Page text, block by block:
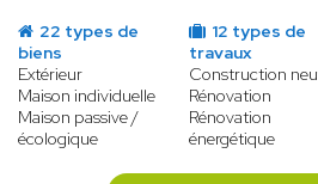
22 types de
biens
Extérieur
Maison individuelle
Maison passive /
écologique
12 types de
travaux
Construction
Rénovation
Rénovation
énergétique